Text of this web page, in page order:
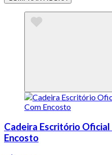
Cadeira Escritório
Encosto